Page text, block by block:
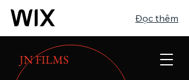
Đọc thêm